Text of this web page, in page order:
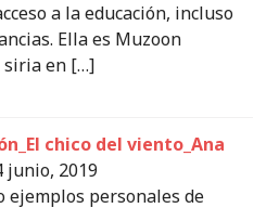
a la educación, incluso
Ella es Muzoon
siria en […]
chico del viento_Ana
junio, 2019
ejemplos personales de